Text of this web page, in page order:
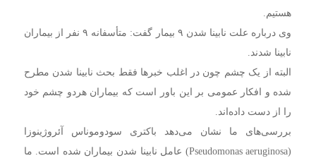
هستیم.
وی درباره علت نابینا شدن ۹ بیمار گفت: متأسفانه ۹ نفر از بیماران
نابینا شدند.
البته از یک چشم چون در اغلب خبرها فقط بحث نابینا شدن مطرح
شده و افکار عمومی بر این باور است که بیماران هردو چشم خود
را از دست داده‌اند.
بررسی‌های ما نشان می‌دهد باکتری سودوموناس آئروژینوزا
(Pseudomonas aeruginosa) عامل نابینا شدن بیماران شده است. ما